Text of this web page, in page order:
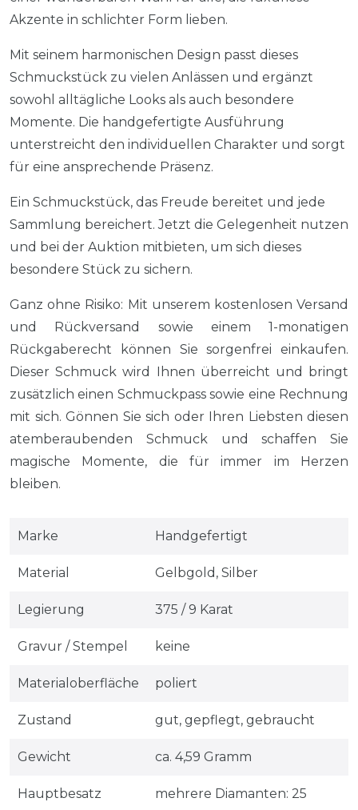
Akzente in schlichter Form lieben.
Mit seinem harmonischen Design passt dieses
Schmuckstück zu vielen Anlässen und ergänzt
sowohl alltägliche Looks als auch besondere
Momente. Die handgefertigte Ausführung
unterstreicht den individuellen Charakter und sorgt
für eine ansprechende Präsenz.
Ein Schmuckstück, das Freude bereitet und jede
Sammlung bereichert. Jetzt die Gelegenheit nutzen
und bei der Auktion mitbieten, um sich dieses
besondere Stück zu sichern.
Ganz ohne Risiko: Mit unserem kostenlosen Versand
und Rückversand sowie einem 1-monatigen
Rückgaberecht können Sie sorgenfrei einkaufen.
Dieser Schmuck wird Ihnen überreicht und bringt
zusätzlich einen Schmuckpass sowie eine Rechnung
mit sich. Gönnen Sie sich oder Ihren Liebsten diesen
atemberaubenden Schmuck und schaffen Sie
magische Momente, die für immer im Herzen
bleiben.
Marke Handgefertigt
Material Gelbgold, Silber
Legierung 375 / 9 Karat
Gravur / Stempel keine
Materialoberfläche poliert
Zustand gut, gepflegt, gebraucht
Gewicht ca. 4,59 Gramm
Hauptbesatz
mehrere Diamanten: 25